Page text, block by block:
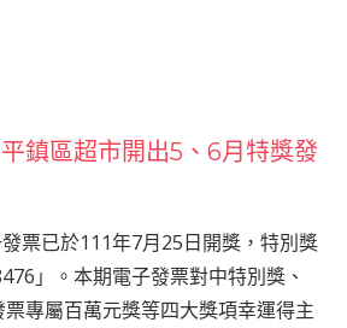
鎮區超市開出5、6月特獎發
票已於111年7月25日開獎，特別獎
」。本期電子發票對中特別獎、
專屬百萬元獎等四大獎項幸運得主